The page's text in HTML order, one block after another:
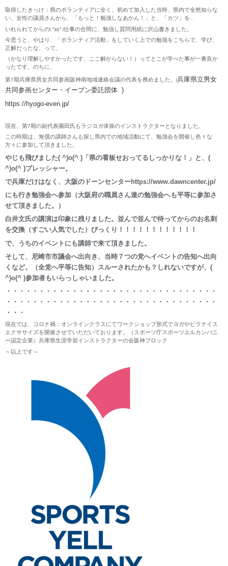
取得したきっけ：県のボランティアに全く、初めて加入した当時、県内で全然知らな
い、女性の議員さんから、「もっと！勉強しなあかん！」と、「カツ」を…
いれられてからの( ^)o(^ )仕事の合間に、勉強し質問用紙に沢山書きました。
今思うと、やはり、「ボランティア活動」をしていく上での勉強をこちらで、学び、
正解だったな、って、
（かなり理解しやすかったです、ここ解からない！）ってとこが学べた事が一番良か
ったです。のちに、
第7期兵庫県男女共同参画阪神南地域連絡会議の代表を務めました。(兵庫県立男女
共同参画センター・イーブン委託団体 )
https://hyogo-even.jp/
現在、第7期の副代表園田氏もラジヨガ体操のインストラクターとなりました。
この時期は、無償の講師さんも探し県内での地域活動にて、勉強会を開催し色々な
方々に参加して頂きました。
やじも飛びました( ^)o(^ )「県の看板せおってるしっかりな！」と、(
^)o(^ )プレッシャー。
で兵庫だけはなく、大阪のドーンセンターhttps://www.dawncenter.jp/
にも行き勉強会へ参加（大阪府の職員さん達の勉強会へも平等に参加さ
せて頂きました。）
白井文氏の講演は印象に残りました。並んで並んで待ってからのお名刺
を交換（すごい人気でした）びっくり！！！！！！！！！！！！
で、うちのイベントにも講師で来て頂きました。
そして、尼崎市市議会へ出向き、当時７つの党へイベントの告知へ出向
くなど。（全党へ平等に告知）スルーされたかも？しれないですが、(
^)o(^ )参加者もいらっしゃいました。
・・・・・・・・・・・・・・・・・・・・・・・・・・・・・・・・
・・・・・・・・・・・・・・・・・・・・・・・・・・・・・・・・
・・・
現在では、コロナ禍：オンラインクラスにてワークショップ形式でヨガやピラテイス
エクササイズを開催させていただいております。（スポーツ庁スポーツエルカンパニ
ー認定企業）兵庫県生涯学習インストラクターの会阪神ブロック
～以上です～